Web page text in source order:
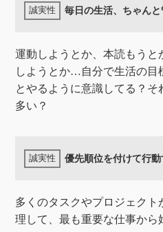
毎日の生活、ちゃんと
運動しようとか、本読もうと
しようとか…自分で生活の目
とやるように意識してる？
多い？
優先順位を付けて行動
多くのタスクやプロジェク
理して、最も重要な仕事から